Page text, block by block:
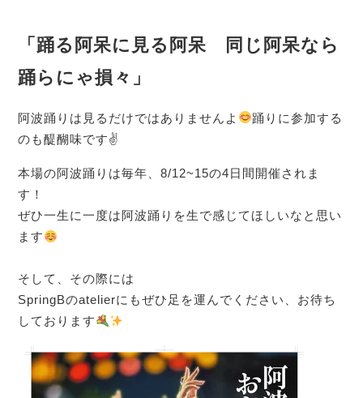
「踊る阿呆に見る阿呆 同じ阿呆なら
踊らにゃ損々」
阿波踊りは見るだけではありませんよ
踊りに参加する
のも醍醐味です✌
本場の阿波踊りは毎年、8/12~15の4日間開催されま
す！
ぜひ一生に一度は阿波踊りを生で感じてほしいなと思い
ます
そして、その際には
SpringBのatelierにもぜひ足を運んでください、お待ち
しております